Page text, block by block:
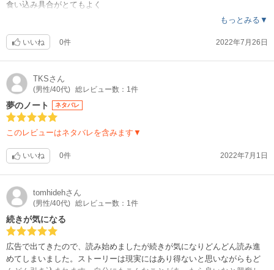
食い込み具合がとてもよく
なんでもありで夢あるなぁという気持ちです笑
もっとみる▼
いいね 0件 2022年7月26日
TKSさん
(男性/40代) 総レビュー数：1件
夢のノート ネタバレ
このレビューはネタバレを含みます▼
いいね 0件 2022年7月1日
tomhidehさん
(男性/40代) 総レビュー数：1件
続きが気になる
広告で出てきたので、読み始めましたが続きが気になりどんどん読み進
めてしまいました。ストーリーは現実にはあり得ないと思いながらもど